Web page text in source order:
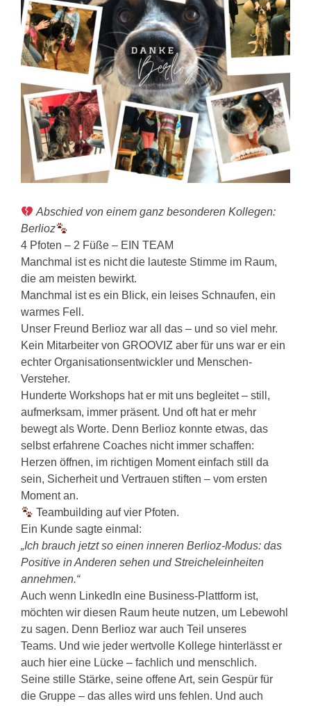
Abschied von einem ganz besonderen Kollegen:
Berlioz
4 Pfoten – 2 Füße – EIN TEAM
Manchmal ist es nicht die lauteste Stimme im Raum,
die am meisten bewirkt.
Manchmal ist es ein Blick, ein leises Schnaufen, ein
warmes Fell.
Unser Freund Berlioz war all das – und so viel mehr.
Kein Mitarbeiter von GROOVIZ aber für uns war er ein
echter Organisationsentwickler und Menschen-
Versteher.
Hunderte Workshops hat er mit uns begleitet – still,
aufmerksam, immer präsent. Und oft hat er mehr
bewegt als Worte. Denn Berlioz konnte etwas, das
selbst erfahrene Coaches nicht immer schaffen:
Herzen öffnen, im richtigen Moment einfach still da
sein, Sicherheit und Vertrauen stiften – vom ersten
Moment an.
Teambuilding auf vier Pfoten.
Ein Kunde sagte einmal:
„Ich brauch jetzt so einen inneren Berlioz-Modus: das
Positive in Anderen sehen und Streicheleinheiten
annehmen.“
Auch wenn LinkedIn eine Business-Plattform ist,
möchten wir diesen Raum heute nutzen, um Lebewohl
zu sagen. Denn Berlioz war auch Teil unseres
Teams. Und wie jeder wertvolle Kollege hinterlässt er
auch hier eine Lücke – fachlich und menschlich.
Seine stille Stärke, seine offene Art, sein Gespür für
die Gruppe – das alles wird uns fehlen. Und auch